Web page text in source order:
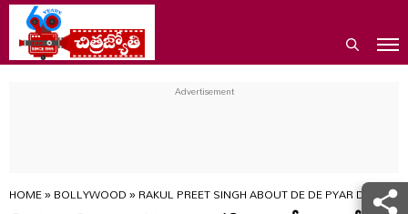
HOME»BOLLYWOOD»RAKUL PREET SINGH ABOUT DE DE PYAR DE 2 AVM